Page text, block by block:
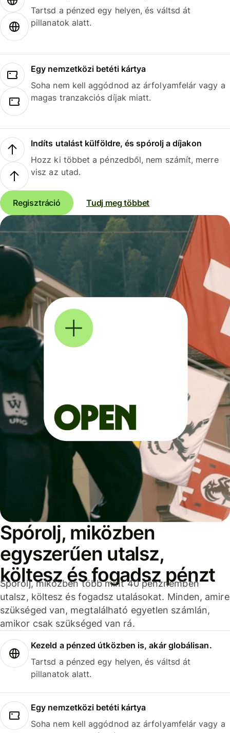
Tartsd a pénzed egy helyen, és váltsd át
pillanatok alatt.
Egy nemzetközi betéti kártya
Soha nem kell aggódnod az árfolyamfelár vagy a
magas tranzakciós díjak miatt.
Indíts utalást külföldre, és spórolj a díjakon
Hozz ki többet a pénzedből, nem számít, merre
visz az utad.
Regisztráció Tudj meg többet
Spórolj, miközben
egyszerűen utalsz,
költesz és fogadsz pénzt
Spórolj, miközben több mint 40 pénznemben
utalsz, költesz és fogadsz utalásokat. Minden, amire
szükséged van, megtalálható egyetlen számlán,
amikor csak szükséged van rá.
Kezeld a pénzed útközben is, akár globálisan.
Tartsd a pénzed egy helyen, és váltsd át
pillanatok alatt.
Egy nemzetközi betéti kártya
Soha nem kell aggódnod az árfolyamfelár vagy a